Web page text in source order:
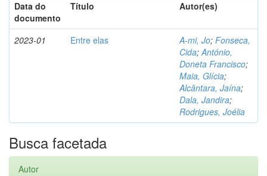
Data do
documento
Título Autor(es)
2023-01 Entre elas A-mi, Jo; Fonseca,
Cida;António,
Doneta Francisco;
Maia, Glícia;
Alcântara, Jaína;
Dala, Jandira;
Rodrigues, Joélia
Busca facetada
Autor